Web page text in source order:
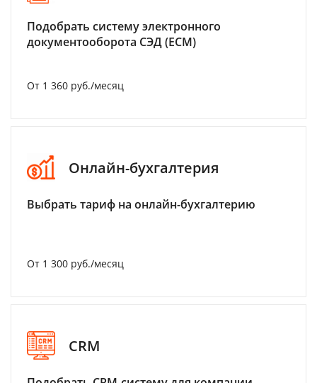
Подобрать систему электронного
документооборота СЭД (ECM)
От 1 360 руб./месяц
Онлайн-бухгалтерия
Выбрать тариф на онлайн-бухгалтерию
От 1 300 руб./месяц
CRM